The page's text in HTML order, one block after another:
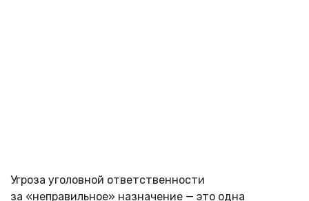
Угроза уголовной ответственности
за «неправильное» назначение — это одна